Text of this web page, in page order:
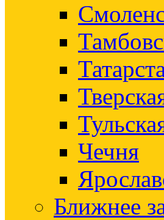
Чечня
Ближнее